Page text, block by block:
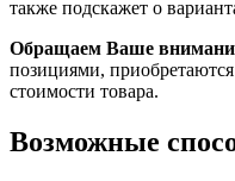
также подскажет о
Обращаем Ваше
позициями,
стоимости товара.
Возможные